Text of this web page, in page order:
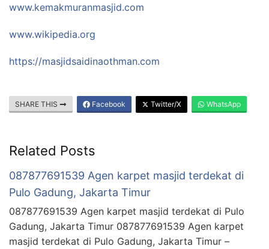
www.kemakmuranmasjid.com
www.wikipedia.org
https://masjidsaidinaothman.com
SHARE THIS Facebook Twitter/X WhatsApp
Related Posts
087877691539 Agen karpet masjid terdekat di
Pulo Gadung, Jakarta Timur
087877691539 Agen karpet masjid terdekat di Pulo
Gadung, Jakarta Timur 087877691539 Agen karpet
masjid terdekat di Pulo Gadung, Jakarta Timur –